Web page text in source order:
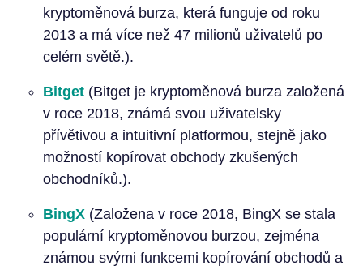
kryptoměnová burza, která funguje od roku
2013 a má více než 47 milionů uživatelů po
celém světě.).
Bitget(Bitget je kryptoměnová burza založená
v roce 2018, známá svou uživatelsky
přívětivou a intuitivní platformou, stejně jako
možností kopírovat obchody zkušených
obchodníků.).
BingX(Založena v roce 2018, BingX se stala
populární kryptoměnovou burzou, zejména
známou svými funkcemi kopírování obchodů a